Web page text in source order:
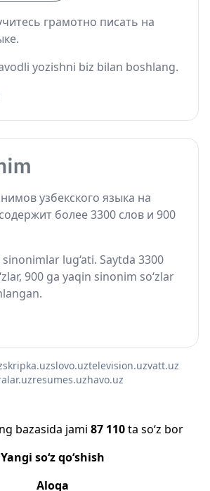
грамотно писать на
yozishni biz bilan boshlang.
узбекского языка на
более 3300 слов и 900
lug‘ati. Saytda 3300
900 ga yaqin sinonim so‘zlar
skripka.uzslovo.uztelevision.uzvatt.uz
resumes.uzhavo.uz
bazasida jami 87 110ta so‘z bor
Yangi so‘z qo‘shish
Aloqa